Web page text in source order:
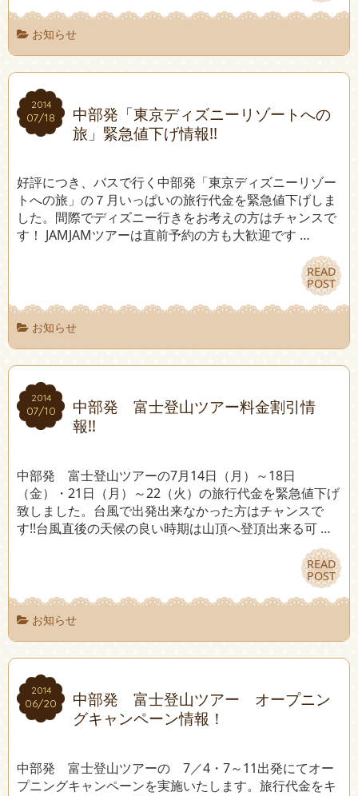
お知らせ
2014
07/18
2014
07/18
中部発「東京ディズニーリゾートへの
旅」緊急値下げ情報!!
好評につき、バスで行く中部発「東京ディズニーリゾー
トへの旅」の７月いっぱいの旅行代金を緊急値下げしま
した。間際でディズニー行きをお考えの方はチャンスで
す！ JAMJAMツアーは直前予約の方も大歓迎です …
READ
POST
READ
POST
お知らせ
2014
07/10
2014
07/10
中部発 富士登山ツアー料金割引情
報!!
中部発 富士登山ツアーの7月14日（月）～18日
（金）・21日（月）～22（火）の旅行代金を緊急値下げ
致しました。台風で出発出来なかった方はチャンスで
す!!台風直後の天候の良い時期は山頂へ登頂出来る可 …
READ
POST
READ
POST
お知らせ
2014
06/20
2014
06/20
中部発 富士登山ツアー オープニン
グキャンペーン情報！
中部発 富士登山ツアーの 7／4・7～11出発にてオー
プニングキャンペーンを実施いたします。旅行代金をキ